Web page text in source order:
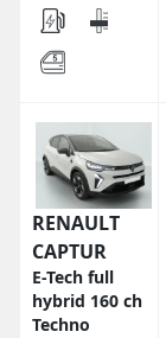
RENAULT
CAPTUR
E-Tech full
hybrid 160 ch
Techno